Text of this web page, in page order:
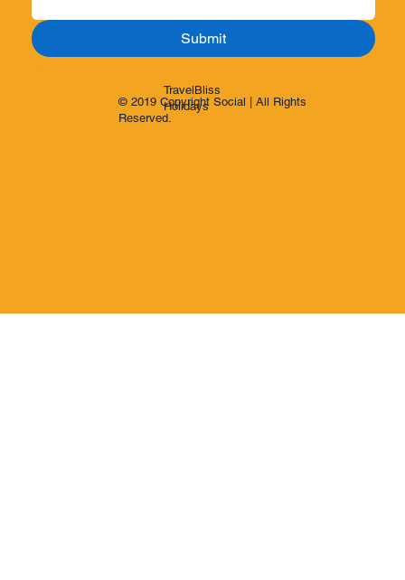
© 2019 Copyright Social | All Rights
Reserved.
TravelBliss
Holidays
Submit